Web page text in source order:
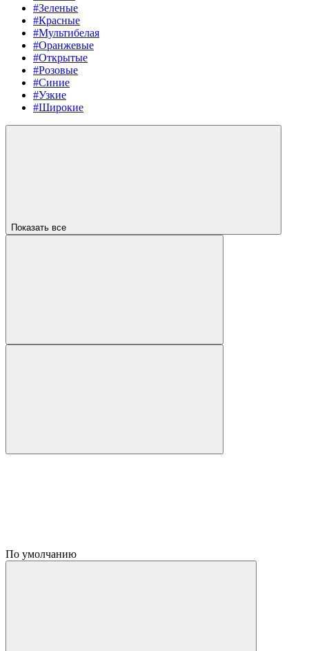
#Зеленые
#Красные
#Мультибелая
#Оранжевые
#Открытые
#Розовые
#Синие
#Узкие
#Широкие
Показать все
По умолчанию